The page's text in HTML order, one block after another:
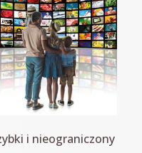
i nieograniczony